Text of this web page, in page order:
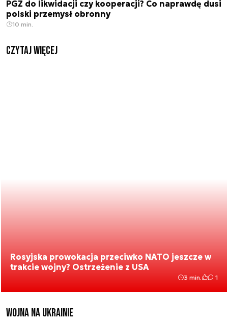
PGZ do likwidacji czy kooperacji? Co naprawdę dusi
polski przemysł obronny
10 min.
czytaj więcej
Rosyjska prowokacja przeciwko NATO jeszcze w
trakcie wojny? Ostrzeżenie z USA
3 min. 1
Wojna na Ukrainie